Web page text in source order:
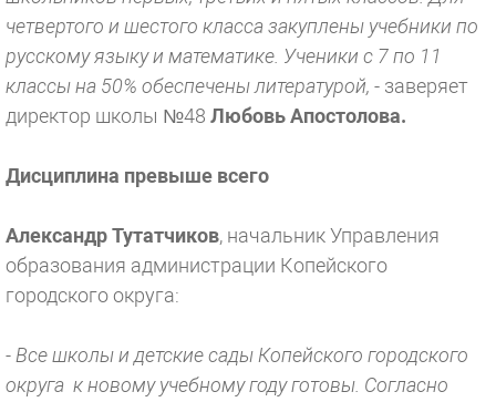
четвертого и шестого класса закуплены учебники по
русскому языку и математике. Ученики с 7 по 11
классы на 50% обеспечены литературой, - заверяет
директор школы №48 Любовь Апостолова.
Дисциплина превыше всего
Александр Тутатчиков, начальник Управления
образования администрации Копейского
городского округа:
- Все школы и детские сады Копейского городского
округа к новому учебному году готовы. Согласно